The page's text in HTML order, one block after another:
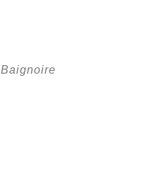
Baignoire